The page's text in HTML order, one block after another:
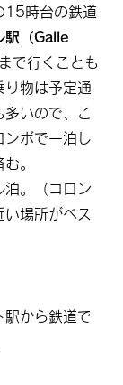
15時台の鉄道
駅（Galle
まで行くことも
り物は予定通
多いので、こ
ンボで一泊し
。
泊。（コロン
い場所がベス
駅から鉄道で